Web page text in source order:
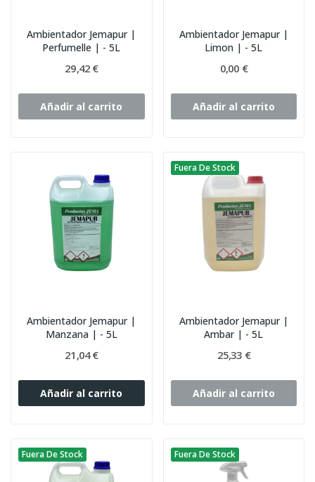
Ambientador Jemapur |
Perfumelle | - 5L
29,42 €
Añadir al carrito
Ambientador Jemapur |
Limon | - 5L
0,00 €
Añadir al carrito
Ambientador Jemapur |
Manzana | - 5L
21,04 €
Añadir al carrito
Fuera De Stock
Ambientador Jemapur |
Ambar | - 5L
25,33 €
Añadir al carrito
Fuera De Stock Fuera De Stock